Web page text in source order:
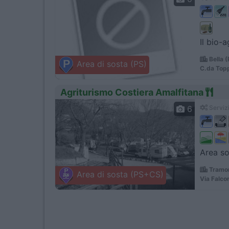
Area di sosta (PS)
Il bio-
Bella
C.da
Agriturismo Costiera Amalfitana
Area di sosta (PS+CS)
6
Area
Via